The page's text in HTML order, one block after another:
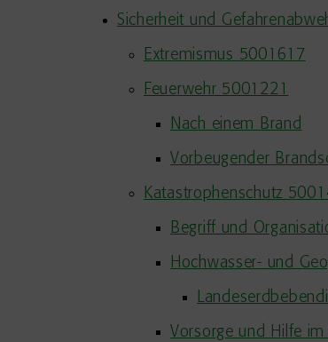
Sicherheit und
Extremismus 5001617
Feuerwehr 5001221
Nach einem Brand
Vorbeugender
Katastrophenschutz
Begriff und
Hochwasser- und
Vorsorge und Hilfe